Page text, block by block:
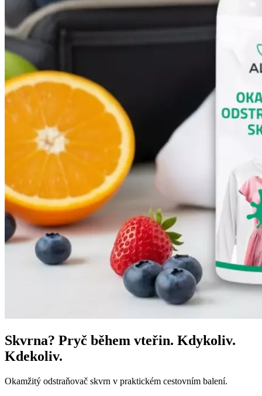
Skvrna? Pryč během vteřin. Kdykoliv.
Kdekoliv.
Okamžitý odstraňovač skvrn v praktickém cestovním balení.